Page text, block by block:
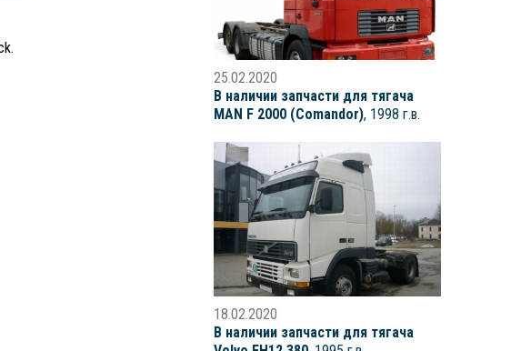
25.02.2020
В наличии запчасти для тягача
MAN F 2000 (Comandor), 1998 г.в.
18.02.2020
В наличии запчасти для тягача